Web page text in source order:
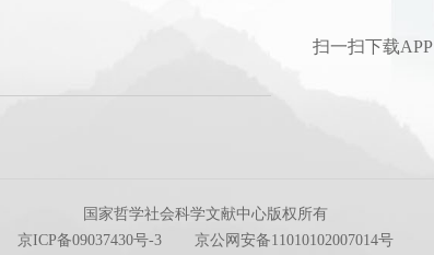
扫一扫下载APP
国家哲学社会科学文献中心版权所有
京ICP备09037430号-3
京公网安备11010102007014号